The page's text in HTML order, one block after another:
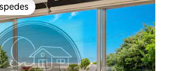
preferido